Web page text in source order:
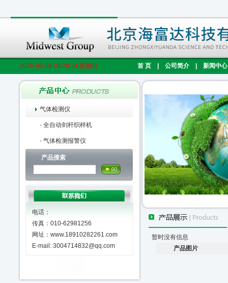
2026-08-09 09:28:25 星期日 首 页 公司简介 新闻中心
气体检测仪
- 全自动剑杆织样机
- 气体检测报警仪
产品搜索
电话：
传真：010-62981256
网址：www.18910282261.com
E-mail: 3004714832@qq.com
暂时没有信息
产品图片